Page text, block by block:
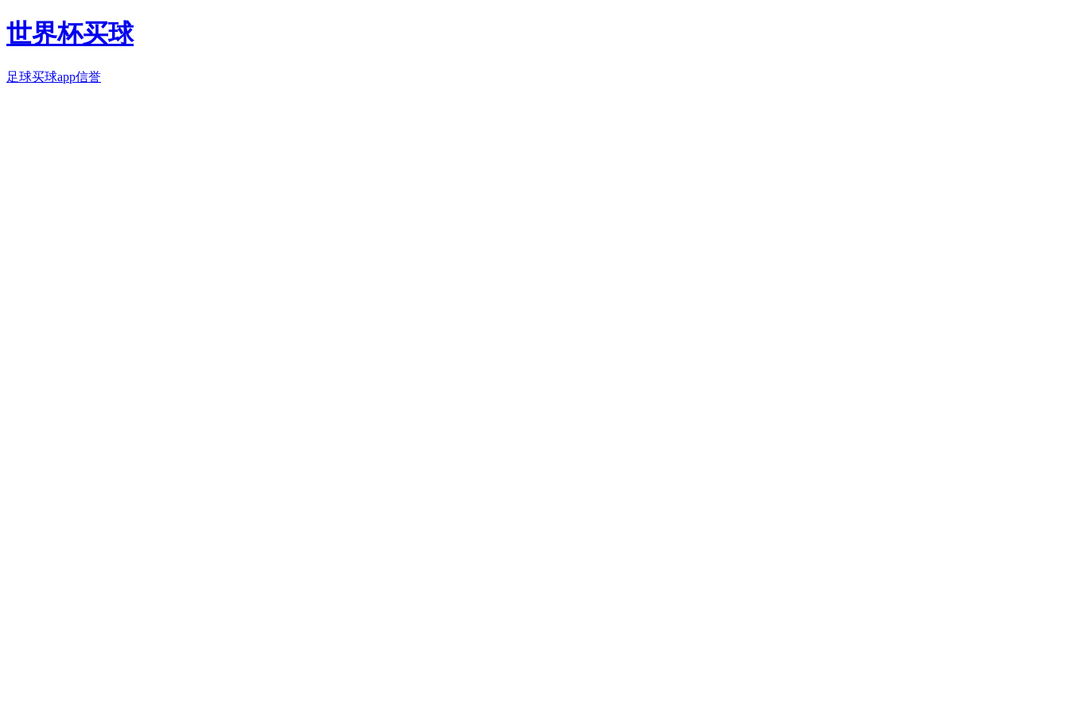
世界杯买球
足球买球app信誉